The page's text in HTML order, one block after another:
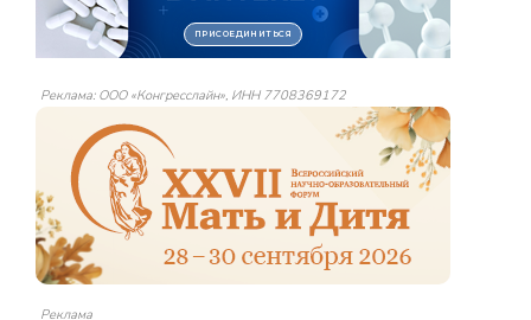
Реклама: ООО «Конгресслайн», ИНН 7708369172
Реклама